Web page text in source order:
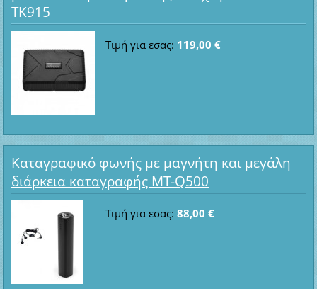
TK915
Τιμή για εσας: 119,00 €
Καταγραφικό φωνής με μαγνήτη και μεγάλη
διάρκεια καταγραφής MT-Q500
Τιμή για εσας: 88,00 €